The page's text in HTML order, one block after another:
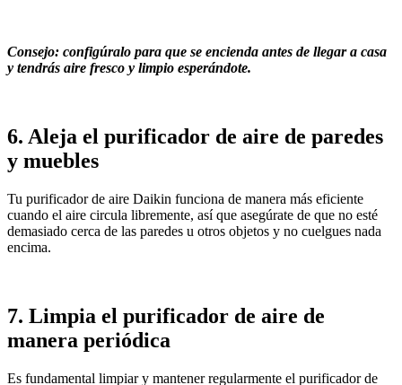
Consejo: configúralo para que se encienda antes de llegar a casa
y tendrás aire fresco y limpio esperándote.
6. Aleja el purificador de aire de paredes
y muebles
Tu purificador de aire Daikin funciona de manera más eficiente
cuando el aire circula libremente, así que asegúrate de que no esté
demasiado cerca de las paredes u otros objetos y no cuelgues nada
encima.
7. Limpia el purificador de aire de
manera periódica
Es fundamental limpiar y mantener regularmente el purificador de